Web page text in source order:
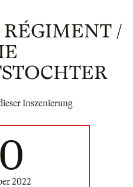
/
Inszenierung
2022